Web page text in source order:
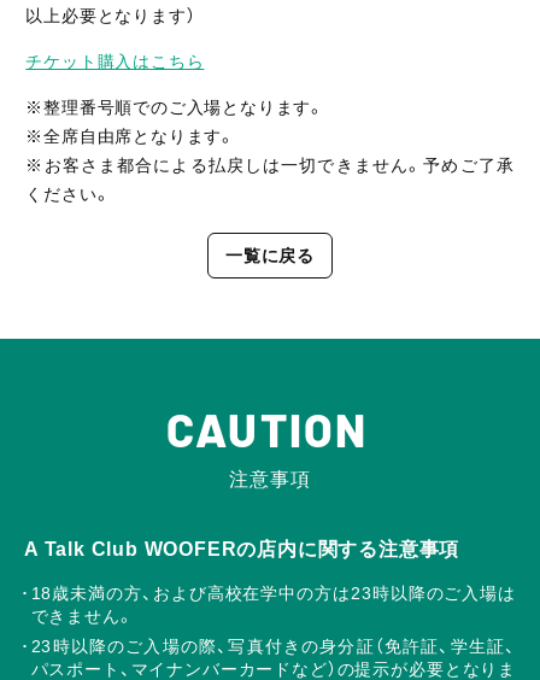
以上必要となります）
チケット購入はこちら
※整理番号順でのご入場となります。
※全席自由席となります。
※お客さま都合による払戻しは一切できません。予めご了承
ください。
一覧に戻る
CAUTION
注意事項
A Talk Club WOOFERの店内に関する注意事項
18歳未満の方、および高校在学中の方は23時以降のご入場は
できません。
23時以降のご入場の際、写真付きの身分証（免許証、学生証、
パスポート、マイナンバーカードなど）の提示が必要となりま